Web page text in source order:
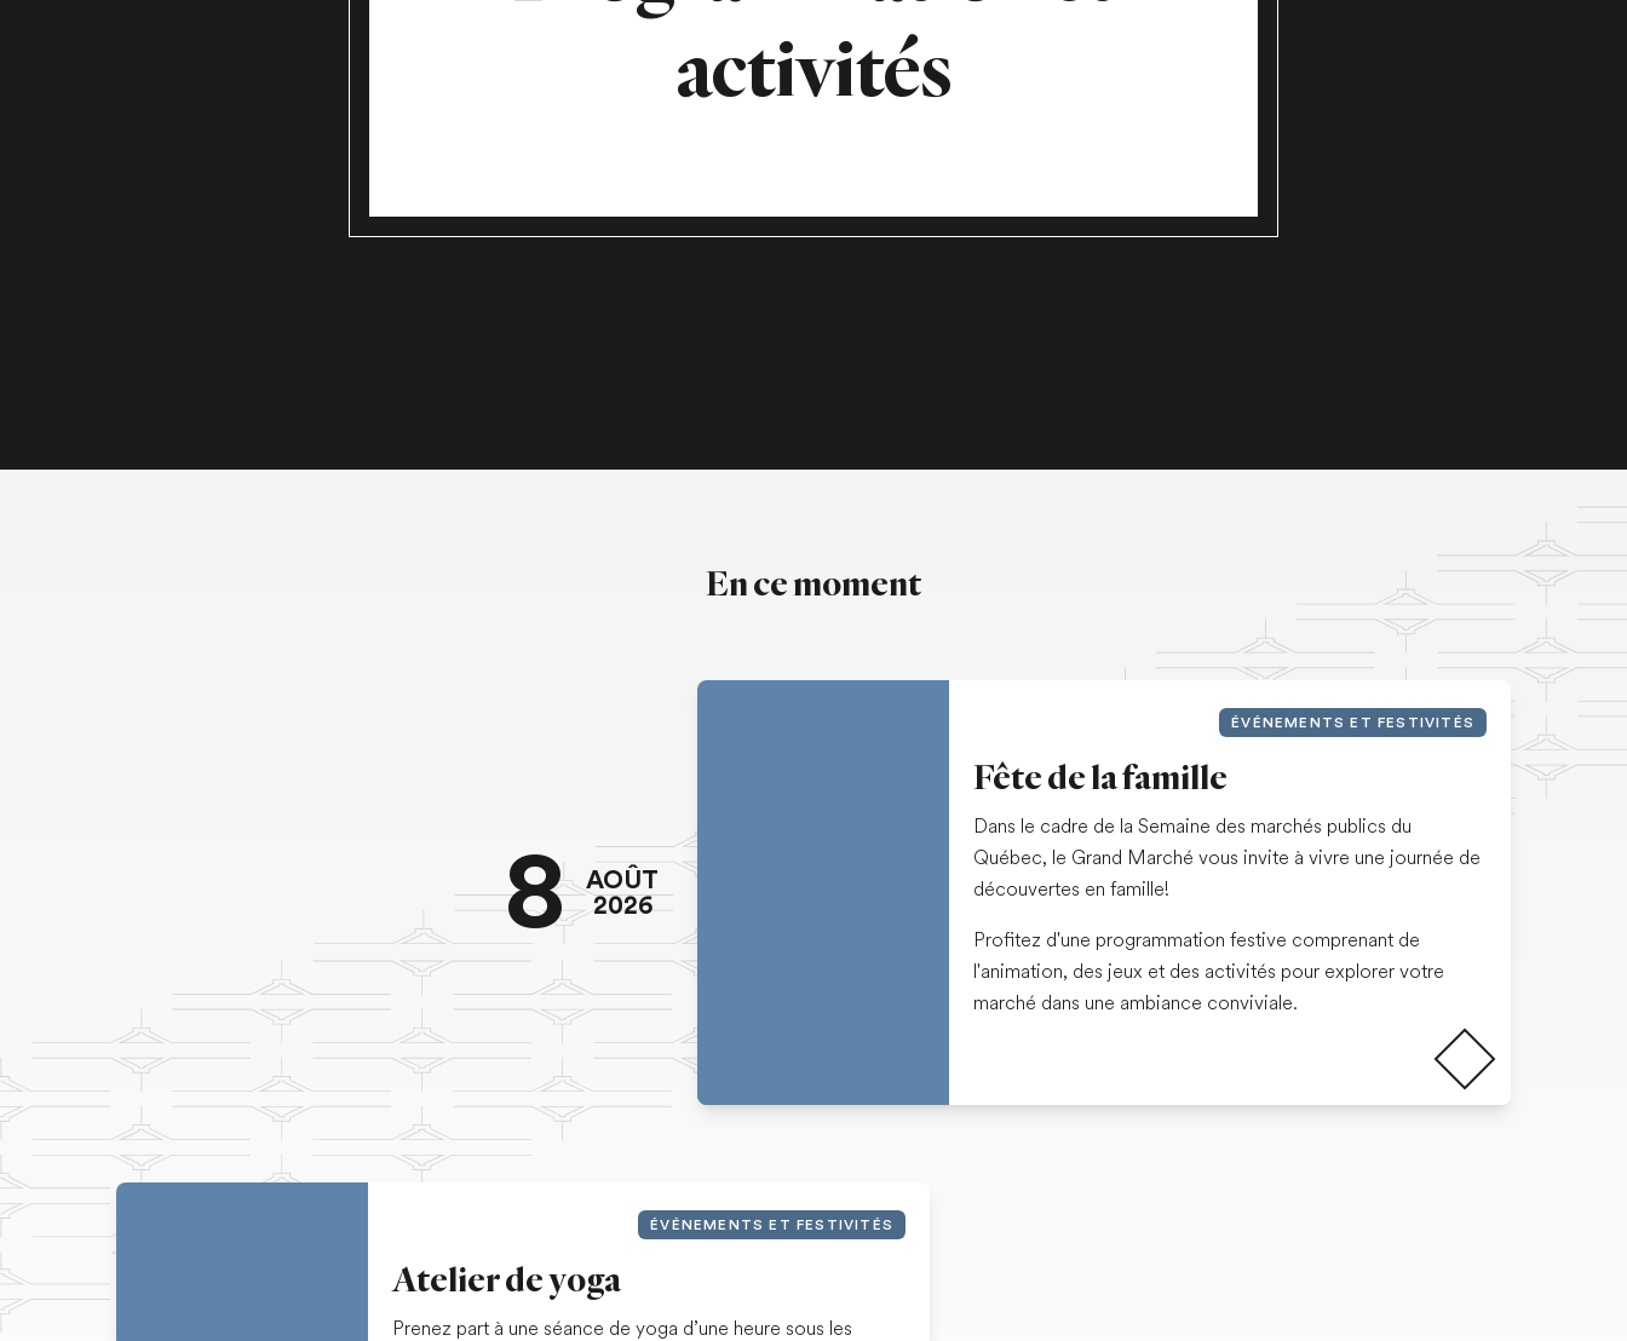
activités
En ce moment
8
AOÛT
2026
ÉVÉNEMENTS ET FESTIVITÉS
Fête de la famille
Dans le cadre de la Semaine des marchés publics du
Québec, le Grand Marché vous invite à vivre une journée de
découvertes en famille!
Profitez d'une programmation festive comprenant de
l'animation, des jeux et des activités pour explorer votre
marché dans une ambiance conviviale.
Lire la suite
ÉVÉNEMENTS ET FESTIVITÉS
Atelier de yoga
Prenez part à une séance de yoga d’une heure sous les